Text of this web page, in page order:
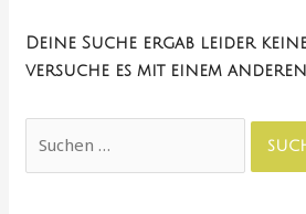
Deine Suche ergab leider
versuche es mit einem